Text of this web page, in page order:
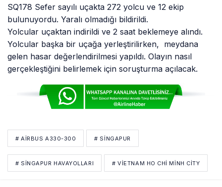
SQ178 Sefer sayılı uçakta 272 yolcu ve 12 ekip
bulunuyordu. Yaralı olmadığı bildirildi.
Yolcular uçaktan indirildi ve 2 saat beklemeye alındı.
Yolcular başka bir uçağa yerleştirilirken, meydana
gelen hasar değerlendirilmesi yapıldı. Olayın nasıl
gerçekleştiğini belirlemek için soruşturma açılacak.
# AIRBUS A330-300 # SINGAPUR
# SINGAPUR HAVAYOLLARI # VIETNAM HO CHI MINH CITY